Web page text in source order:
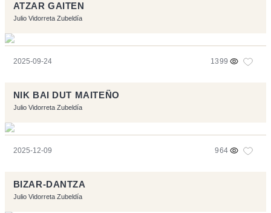
ATZAR GAITEN
Julio Vidorreta Zubeldía
2025-09-24 1399
NIK BAI DUT MAITEÑO
Julio Vidorreta Zubeldía
2025-12-09 964
BIZAR-DANTZA
Julio Vidorreta Zubeldía